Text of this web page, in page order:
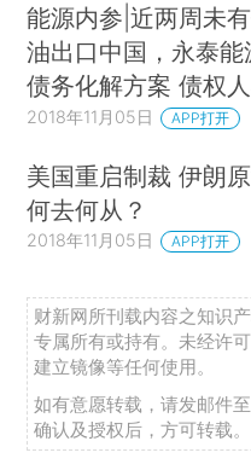
能源内参|近两周未
油出口中国，永泰
债务化解方案 债权
2018年11月05日 APP打开
美国重启制裁 伊朗
何去何从？
2018年11月05日 APP打开
财新网所刊载内容之知识
专属所有或持有。未经许
建立镜像等任何使用。
如有意愿转载，请发邮件至
确认及授权后，方可转载。